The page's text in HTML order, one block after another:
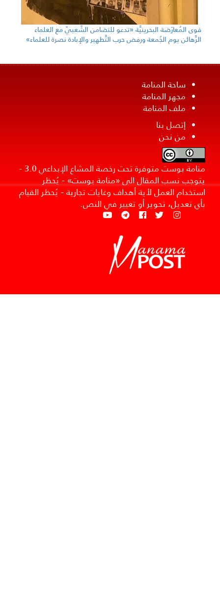
قوى المُعارَضة البحرينيَّة «تدعو للتضامن الشّعبيّ مع العلماء
الرَّهائن يوم الجُمعة ورفض حرب التَّطهير والإبادة نصرة للعلماء»
ساحة المنامة
مجهر المنامة
ملف المنامة
إتصل بنا
من نحن
منامة بوست متوفرة تحت رخصة المشاع الإبداعي 3.0 -
يتوجب نسب المقال الى «منامة بوست» - يُحظر
استخدام العمل لأية أهداف وغايات تجارية - يُحظر القيام
بأي تعديل، تحوير أو تغيير في النص.